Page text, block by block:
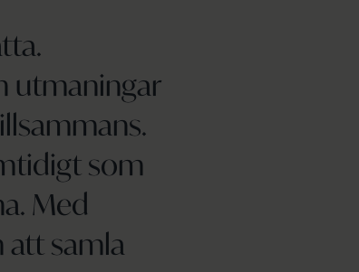
utmaningar
som
Med
att samla